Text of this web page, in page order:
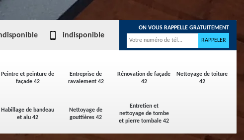
Peintre et peinture de
façade 42
Entreprise de
ravalement 42
Rénovation de façade
42
Nettoyage de toiture
42
Habillage de bandeau
et alu 42
Nettoyage de
gouttières 42
Entretien et
nettoyage de tombe
et pierre tombale 42
indisponible
ON VOUS RAPPELLE GRATUITEMENT